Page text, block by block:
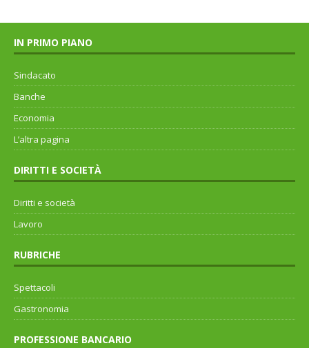
IN PRIMO PIANO
Sindacato
Banche
Economia
L’altra pagina
DIRITTI E SOCIETÀ
Diritti e società
Lavoro
RUBRICHE
Spettacoli
Gastronomia
PROFESSIONE BANCARIO